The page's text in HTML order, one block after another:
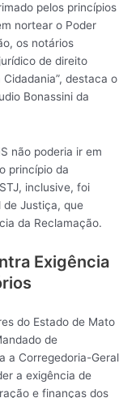
pelos princípios
nortear o Poder
os notários
de direito
destaca o
Bonassini da
não poderia ir em
princípio da
inclusive, foi
de Justiça, que
da Reclamação.
Exigência
do Estado de Mato
de
a Corregedoria-Geral
a exigência de
e finanças dos